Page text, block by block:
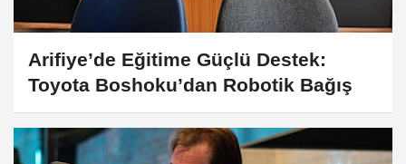
Arifiye’de Eğitime Güçlü Destek:
Toyota Boshoku’dan Robotik Bağış